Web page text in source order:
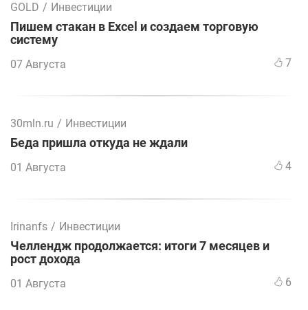
GOLD / Инвестиции
Пишем стакан в Excel и создаем торговую
систему
07 Августа 7
30mln.ru / Инвестиции
Беда пришла откуда не ждали
01 Августа 4
Irinanfs / Инвестиции
Челлендж продолжается: итоги 7 месяцев и
рост дохода
01 Августа 6